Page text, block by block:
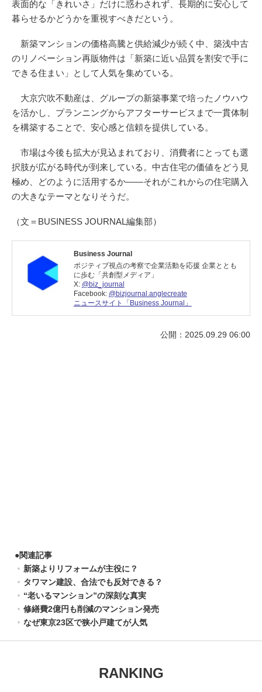
表面的な「きれいさ」だけに惑わされず、長期的に安心して
暮らせるかどうかを重視すべきだという。
新築マンションの価格高騰と供給減少が続く中、築浅中古
のリノベーション再販物件は「新築に近い品質を割安で手に
できる住まい」として人気を集めている。
大京穴吹不動産は、グループの新築事業で培ったノウハウ
を活かし、プランニングからアフターサービスまで一貫体制
を構築することで、安心感と信頼を提供している。
市場は今後も拡大が見込まれており、消費者にとっても選
択肢が広がる時代が到来している。中古住宅の価値をどう見
極め、どのように活用するか――それがこれからの住宅購入
の大きなテーマとなりそうだ。
（文＝BUSINESS JOURNAL編集部）
Business Journal
ポジティブ視点の考察で企業活動を応援 企業ととも
に歩む「共創型メディア」
X: @biz_journal
Facebook: @bizjournal.anglecreate
ニュースサイト「Business Journal」
公開：2025.09.29 06:00
●関連記事
新築よりリフォームが主役に？
タワマン建設、合法でも反対できる？
“老いるマンション”の深刻な真実
修繕費2億円も削減のマンション発売
なぜ東京23区で狭小戸建てが人気
RANKING